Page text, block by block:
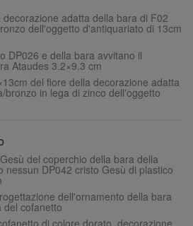
adatta della bara di F02
dell'oggetto d'antiquariato di 13cm
DP026 e della bara avvitano il
Ataudes 3.2×9.3 cm
del fiore della decorazione adatta
bronzo in lega di zinco dell'oggetto
del coperchio della bara della
nessun DP042 cristo Gesù di plastico
dell'ornamento della bara
del cofanetto
di colore dorato, decorazione